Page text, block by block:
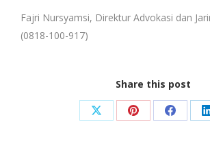
Fajri Nursyamsi, Direktur Advokasi dan
(0818-100-917)
Share this post
Share Share Share